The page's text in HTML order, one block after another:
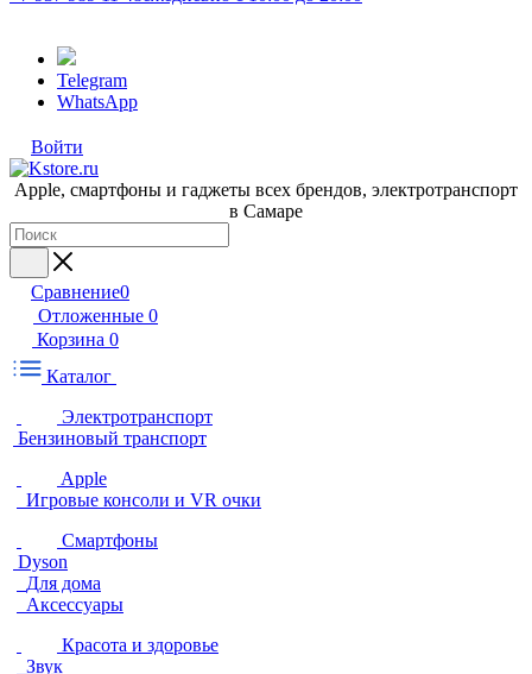
Telegram
WhatsApp
Войти
Apple, cмартфоны и гаджеты всех брендов, электротранспорт
в Самаре
Сравнение0
Отложенные 0
Корзина 0
Каталог
Электротранспорт
Бензиновый транспорт
Apple
Игровые консоли и VR очки
Смартфоны
Dyson
Для дома
Аксессуары
Красота и здоровье
Звук